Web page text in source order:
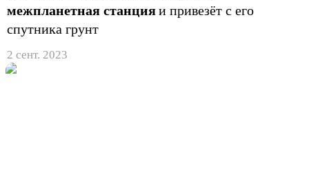
межпланетная станцияи привезёт с его
спутника грунт
2 сент. 2023